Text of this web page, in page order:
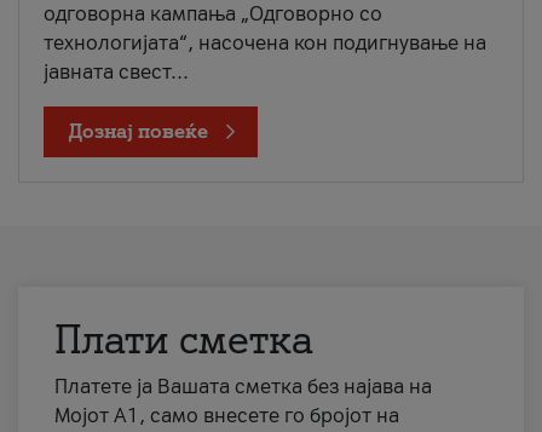
одговорна кампања „Одговорно со
технологијата“, насочена кон подигнување на
јавната свест...
Дознај повеќе
Плати сметка
Платете ја Вашата сметка без најава на
Мојот А1, само внесете го бројот на